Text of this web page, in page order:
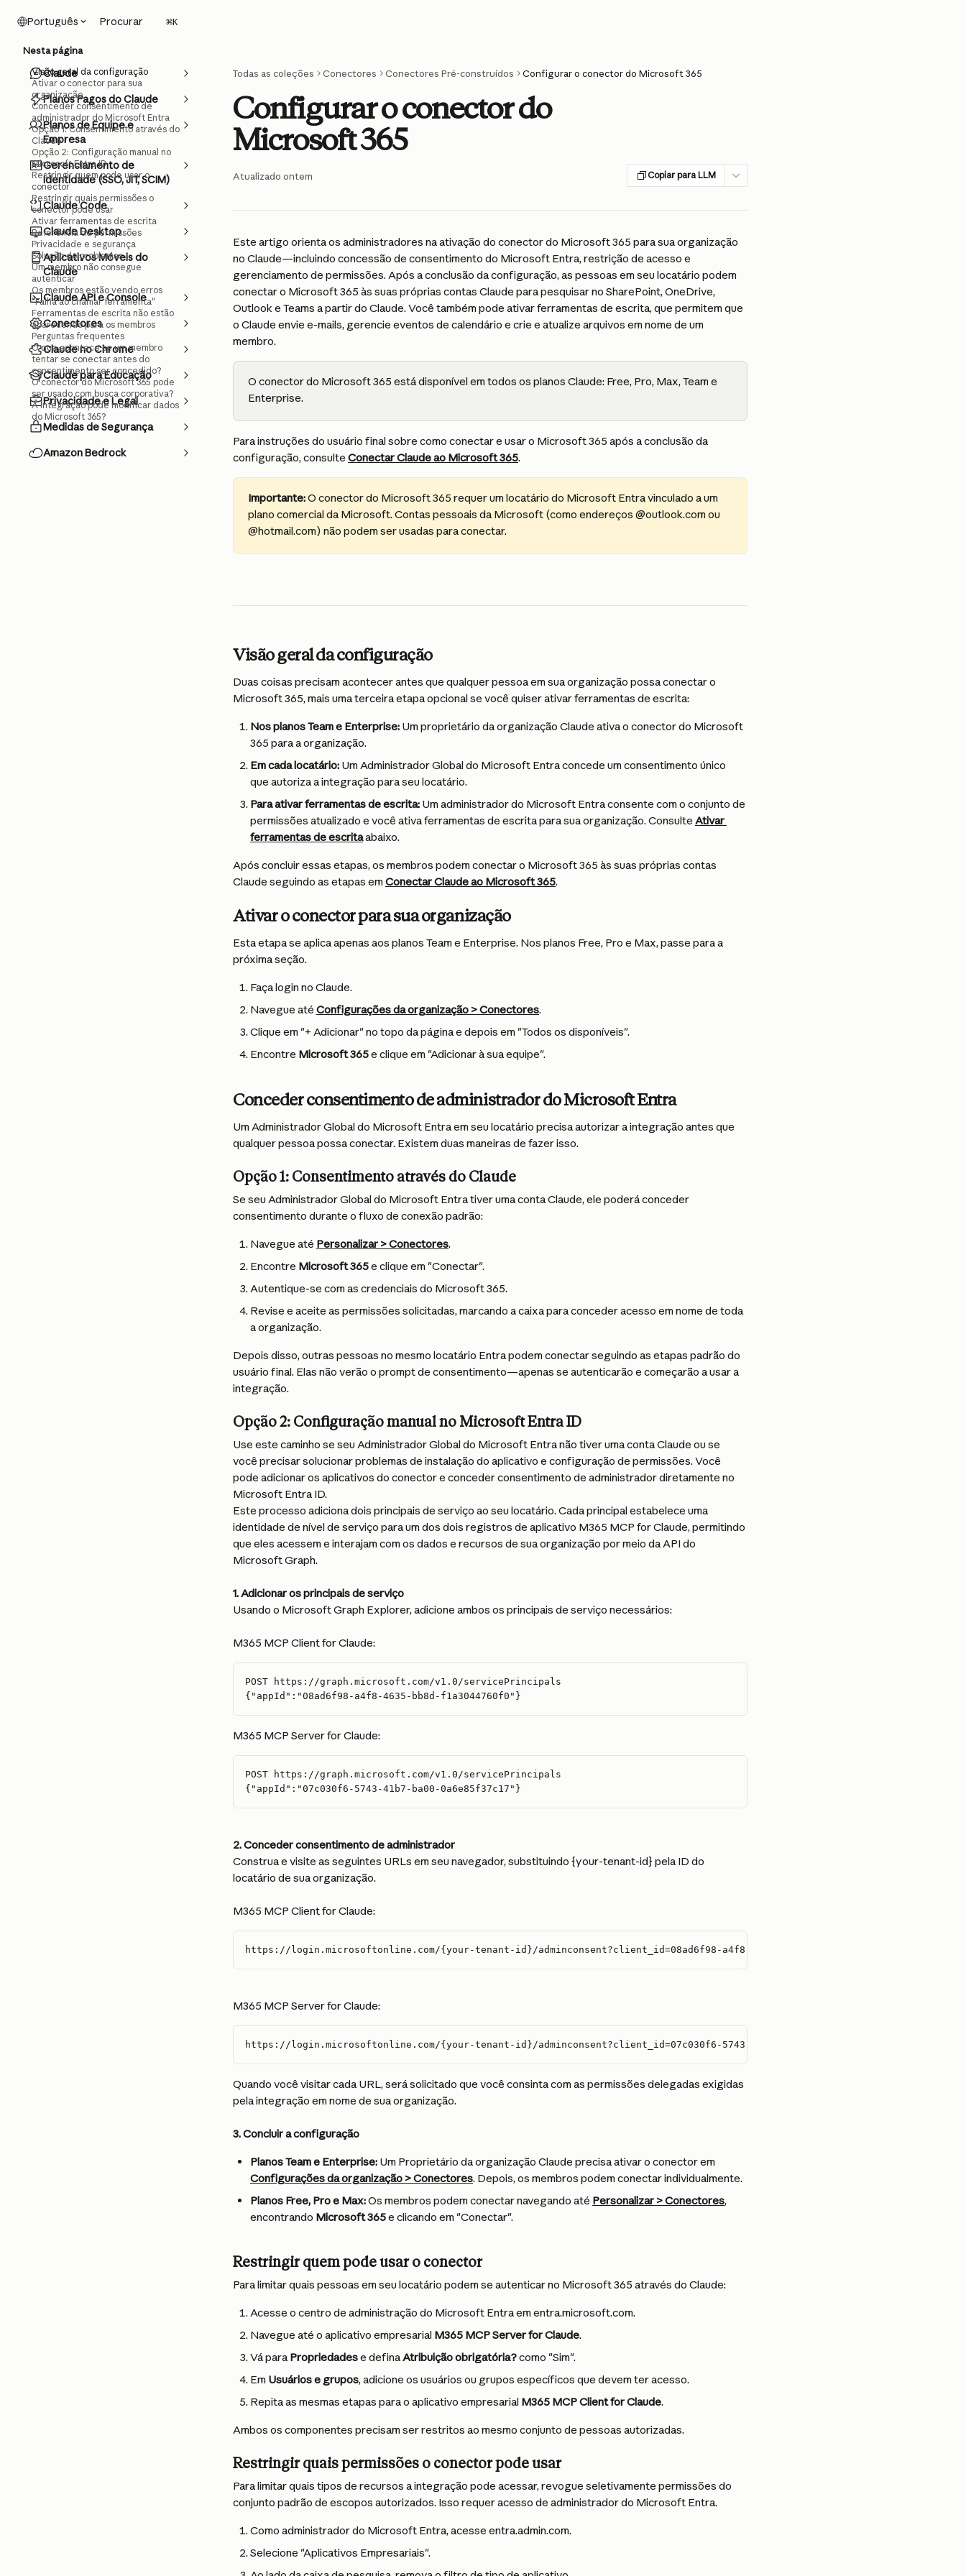
Português Procurar ⌘K
Claude
Planos Pagos do Claude
Planos de Equipe e
Empresa
Gerenciamento de
Identidade (SSO, JIT, SCIM)
Claude Code
Claude Desktop
Aplicativos Móveis do
Claude
Claude API e Console
Conectores
Claude no Chrome
Claude para Educação
Privacidade e Legal
Medidas de Segurança
Amazon Bedrock
Todas as coleções Conectores Conectores Pré-construídos Configurar o conector do Microsoft 365
Configurar o conector do
Microsoft 365
Atualizado ontem Copiar para LLM
Este artigo orienta os administradores na ativação do conector do Microsoft 365 para sua organização
no Claude—incluindo concessão de consentimento do Microsoft Entra, restrição de acesso e
gerenciamento de permissões. Após a conclusão da configuração, as pessoas em seu locatário podem
conectar o Microsoft 365 às suas próprias contas Claude para pesquisar no SharePoint, OneDrive,
Outlook e Teams a partir do Claude. Você também pode ativar ferramentas de escrita, que permitem que
o Claude envie e-mails, gerencie eventos de calendário e crie e atualize arquivos em nome de um
membro.
O conector do Microsoft 365 está disponível em todos os planos Claude: Free, Pro, Max, Team e
Enterprise.
Para instruções do usuário final sobre como conectar e usar o Microsoft 365 após a conclusão da
configuração, consulte Conectar Claude ao Microsoft 365.
Importante: O conector do Microsoft 365 requer um locatário do Microsoft Entra vinculado a um
plano comercial da Microsoft. Contas pessoais da Microsoft (como endereços @outlook.com ou
@hotmail.com) não podem ser usadas para conectar.
Visão geral da configuração
Duas coisas precisam acontecer antes que qualquer pessoa em sua organização possa conectar o
Microsoft 365, mais uma terceira etapa opcional se você quiser ativar ferramentas de escrita:
Nos planos Team e Enterprise: Um proprietário da organização Claude ativa o conector do Microsoft
365 para a organização.
Em cada locatário: Um Administrador Global do Microsoft Entra concede um consentimento único
que autoriza a integração para seu locatário.
Para ativar ferramentas de escrita: Um administrador do Microsoft Entra consente com o conjunto de
permissões atualizado e você ativa ferramentas de escrita para sua organização. Consulte Ativar
ferramentas de escrita abaixo.
Após concluir essas etapas, os membros podem conectar o Microsoft 365 às suas próprias contas
Claude seguindo as etapas em Conectar Claude ao Microsoft 365.
Ativar o conector para sua organização
Esta etapa se aplica apenas aos planos Team e Enterprise. Nos planos Free, Pro e Max, passe para a
próxima seção.
Faça login no Claude.
Navegue até Configurações da organização > Conectores.
Clique em "+ Adicionar" no topo da página e depois em "Todos os disponíveis".
Encontre Microsoft 365 e clique em "Adicionar à sua equipe".
Conceder consentimento de administrador do Microsoft Entra
Um Administrador Global do Microsoft Entra em seu locatário precisa autorizar a integração antes que
qualquer pessoa possa conectar. Existem duas maneiras de fazer isso.
Opção 1: Consentimento através do Claude
Se seu Administrador Global do Microsoft Entra tiver uma conta Claude, ele poderá conceder
consentimento durante o fluxo de conexão padrão:
Navegue até Personalizar > Conectores.
Encontre Microsoft 365 e clique em "Conectar".
Autentique-se com as credenciais do Microsoft 365.
Revise e aceite as permissões solicitadas, marcando a caixa para conceder acesso em nome de toda
a organização.
Depois disso, outras pessoas no mesmo locatário Entra podem conectar seguindo as etapas padrão do
usuário final. Elas não verão o prompt de consentimento—apenas se autenticarão e começarão a usar a
integração.
Opção 2: Configuração manual no Microsoft Entra ID
Use este caminho se seu Administrador Global do Microsoft Entra não tiver uma conta Claude ou se
você precisar solucionar problemas de instalação do aplicativo e configuração de permissões. Você
pode adicionar os aplicativos do conector e conceder consentimento de administrador diretamente no
Microsoft Entra ID.
Este processo adiciona dois principais de serviço ao seu locatário. Cada principal estabelece uma
identidade de nível de serviço para um dos dois registros de aplicativo M365 MCP for Claude, permitindo
que eles acessem e interajam com os dados e recursos de sua organização por meio da API do
Microsoft Graph.
1. Adicionar os principais de serviço
Usando o Microsoft Graph Explorer, adicione ambos os principais de serviço necessários:
M365 MCP Client for Claude:
POST https://graph.microsoft.com/v1.0/servicePrincipals
{"appId":"08ad6f98-a4f8-4635-bb8d-f1a3044760f0"}
M365 MCP Server for Claude:
POST https://graph.microsoft.com/v1.0/servicePrincipals
{"appId":"07c030f6-5743-41b7-ba00-0a6e85f37c17"}
2. Conceder consentimento de administrador
Construa e visite as seguintes URLs em seu navegador, substituindo {your-tenant-id} pela ID do
locatário de sua organização.
M365 MCP Client for Claude:
https://login.microsoftonline.com/{your-tenant-id}/adminconsent?client_id=08ad6f98-a4f8-4635-bb8d-f1a3044760f0
M365 MCP Server for Claude:
https://login.microsoftonline.com/{your-tenant-id}/adminconsent?client_id=07c030f6-5743-41b7-ba00-0a6e85f37c17
Quando você visitar cada URL, será solicitado que você consinta com as permissões delegadas exigidas
pela integração em nome de sua organização.
3. Concluir a configuração
Planos Team e Enterprise: Um Proprietário da organização Claude precisa ativar o conector em
Configurações da organização > Conectores. Depois, os membros podem conectar individualmente.
Planos Free, Pro e Max: Os membros podem conectar navegando até Personalizar > Conectores,
encontrando Microsoft 365 e clicando em "Conectar".
Restringir quem pode usar o conector
Para limitar quais pessoas em seu locatário podem se autenticar no Microsoft 365 através do Claude:
Acesse o centro de administração do Microsoft Entra em entra.microsoft.com.
Navegue até o aplicativo empresarial M365 MCP Server for Claude.
Vá para Propriedades e defina Atribuição obrigatória? como "Sim".
Em Usuários e grupos, adicione os usuários ou grupos específicos que devem ter acesso.
Repita as mesmas etapas para o aplicativo empresarial M365 MCP Client for Claude.
Ambos os componentes precisam ser restritos ao mesmo conjunto de pessoas autorizadas.
Restringir quais permissões o conector pode usar
Para limitar quais tipos de recursos a integração pode acessar, revogue seletivamente permissões do
conjunto padrão de escopos autorizados. Isso requer acesso de administrador do Microsoft Entra.
Como administrador do Microsoft Entra, acesse entra.admin.com.
Selecione "Aplicativos Empresariais".
Nesta página
Visão geral da configuração
Ativar o conector para sua
organização
Conceder consentimento de
administrador do Microsoft Entra
Opção 1: Consentimento através do
Claude
Opção 2: Configuração manual no
Microsoft Entra ID
Restringir quem pode usar o
conector
Restringir quais permissões o
conector pode usar
Ativar ferramentas de escrita
Referência de permissões
Privacidade e segurança
Solução de problemas
Um membro não consegue
autenticar
Os membros estão vendo erros
"Falha ao chamar ferramenta"
Ferramentas de escrita não estão
aparecendo para os membros
Perguntas frequentes
O que acontece se um membro
tentar se conectar antes do
consentimento ser concedido?
O conector do Microsoft 365 pode
ser usado com busca corporativa?
A integração pode modificar dados
do Microsoft 365?